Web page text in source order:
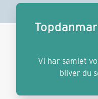
Vi har samlet
bliver du